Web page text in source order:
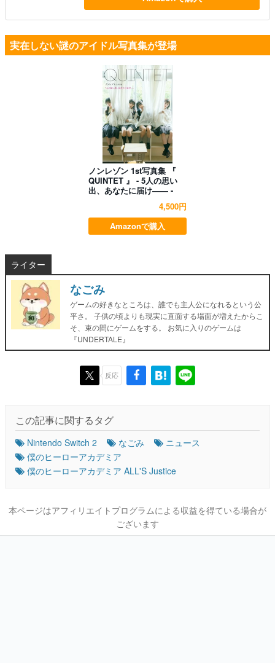
実在しない謎のアイドル写真集が登場
ノンレゾン 1st写真集 『
QUINTET 』 - 5人の思い
出、あなたに届け―― -
4,500円
Amazonで購入
ライター
なごみ
ゲームの好きなところは、誰でも主人公になれるという公
平さ。 子供の頃よりも現実に直面する場面が増えたからこ
そ、束の間にゲームをする。 お気に入りのゲームは
『UNDERTALE』
反応
この記事に関するタグ
Nintendo Switch 2 なごみ
ニュース
僕のヒーローアカデミア
僕のヒーローアカデミア ALL'S Justice
本ページはアフィリエイトプログラムによる収益を得ている場合が
ございます